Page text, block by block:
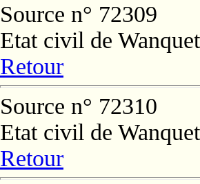
Source n° 72309
Etat civil de
Retour
Source n° 72310
Etat civil de
Retour